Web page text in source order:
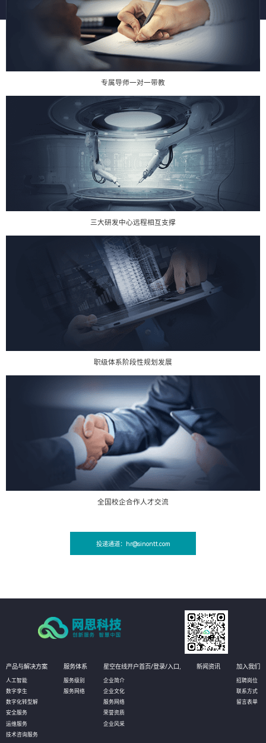
专属导师一对一带教
三大研发中心远程相互支撑
职级体系阶段性规划发展
全国校企合作人才交流
投递通道：hr@sinontt.com
产品与解决方案
人工智能
数字孪生
数字化转型解
安全服务
运维服务
技术咨询服务
服务体系
服务级别
服务网络
星空在线开户首页/登录/入口,
企业简介
企业文化
服务网络
荣誉资质
企业风采
新闻资讯 加入我们
招聘岗位
联系方式
留言表单